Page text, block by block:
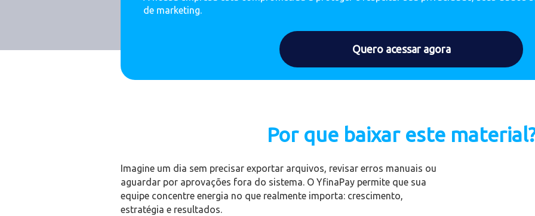
de marketing.
Quero acessar agora
Por que baixar este
Imagine um dia sem precisar exportar arquivos, revisar erros manuais ou
aguardar por aprovações fora do sistema. O YfinaPay permite que sua
equipe concentre energia no que realmente importa: crescimento,
estratégia e resultados.